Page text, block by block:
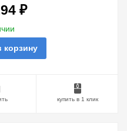
₽
корзину
купить в 1 клик